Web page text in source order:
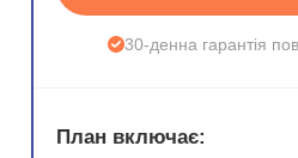
30-денна гарантія
План включає: